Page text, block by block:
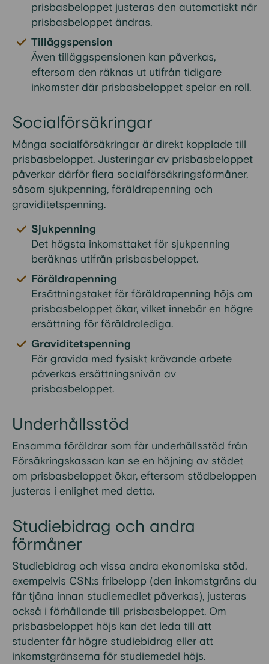
prisbasbeloppet justeras den automatiskt när
prisbasbeloppet ändras.
Tilläggspension
Även tilläggspensionen kan påverkas,
eftersom den räknas ut utifrån tidigare
inkomster där prisbasbeloppet spelar en roll.
Socialförsäkringar
Många socialförsäkringar är direkt kopplade till
prisbasbeloppet. Justeringar av prisbasbeloppet
påverkar därför flera socialförsäkringsförmåner,
såsom sjukpenning, föräldrapenning och
graviditetspenning.
Sjukpenning
Det högsta inkomsttaket för sjukpenning
beräknas utifrån prisbasbeloppet.
Föräldrapenning
Ersättningstaket för föräldrapenning höjs om
prisbasbeloppet ökar, vilket innebär en högre
ersättning för föräldralediga.
Graviditetspenning
För gravida med fysiskt krävande arbete
påverkas ersättningsnivån av
prisbasbeloppet.
Underhållsstöd
Ensamma föräldrar som får underhållsstöd från
Försäkringskassan kan se en höjning av stödet
om prisbasbeloppet ökar, eftersom stödbeloppen
justeras i enlighet med detta.
Studiebidrag och andra
förmåner
Studiebidrag och vissa andra ekonomiska stöd,
exempelvis CSN:s fribelopp (den inkomstgräns du
får tjäna innan studiemedlet påverkas), justeras
också i förhållande till prisbasbeloppet. Om
prisbasbeloppet höjs kan det leda till att
studenter får högre studiebidrag eller att
inkomstgränserna för studiemedel höjs.